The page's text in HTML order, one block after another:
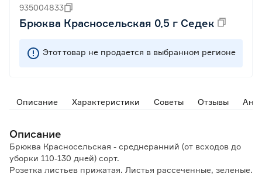
935004833
Брюква Красносельская 0,5 г Седек
Этот товар не продается в выбранном регионе
Описание Характеристики Советы Отзывы
Описание
Брюква Красносельская - среднеранний (от всходов до
уборки 110-130 дней) сорт.
Розетка листьев прижатая. Листья рассеченные, зеленые.